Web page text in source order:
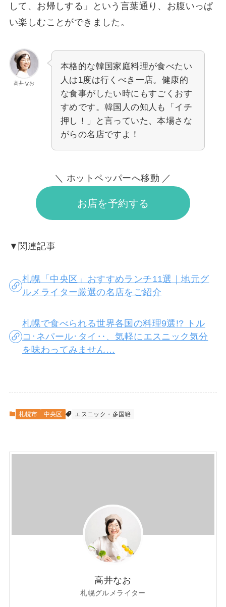
して、お帰しする」という言葉通り、お腹いっぱ
い楽しむことができました。
高井なお
本格的な韓国家庭料理が食べたい
人は1度は行くべき一店。健康的
な食事がしたい時にもすごくおす
すめです。韓国人の知人も「イチ
押し！」と言っていた、本場さな
がらの名店ですよ！
＼ ホットペッパーへ移動 ／
お店を予約する
▼関連記事
札幌「中央区」おすすめランチ11選｜地元グ
ルメライター厳選の名店をご紹介
札幌で食べられる世界各国の料理9選!? トル
コ･ネパール･タイ‥、気軽にエスニック気分
を味わってみません…
札幌市 中央区 エスニック・多国籍
高井なお
札幌グルメライター